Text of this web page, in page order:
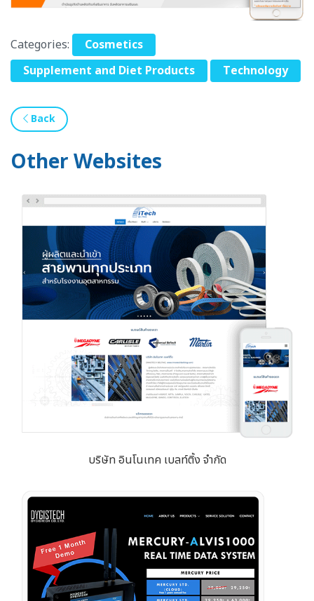
Categories:
Cosmetics
Supplement and Diet Products
Technology
Back
Other Websites
บริษัท อินโนเทค เบลท์ติ้ง จำกัด